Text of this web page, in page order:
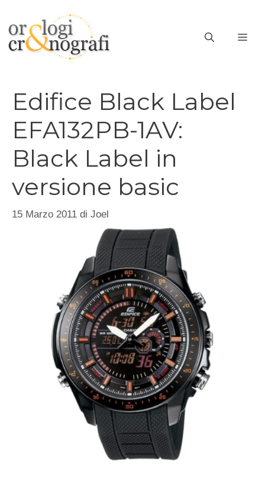
contenuto
Edifice Black Label
EFA132PB-1AV:
Black Label in
versione basic
15 Marzo 2011 di Joel